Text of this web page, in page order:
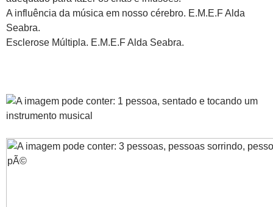
A influência da música em nosso cérebro. E.M.E.F Alda
Seabra.
Esclerose Múltipla. E.M.E.F Alda Seabra.